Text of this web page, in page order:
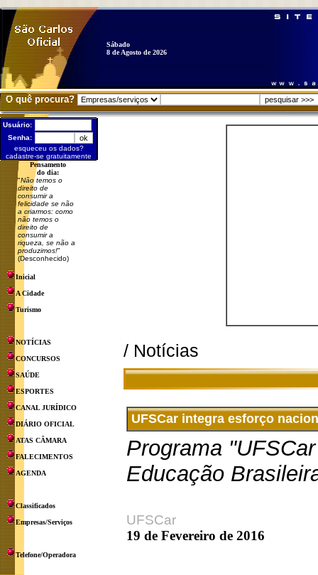
Sábado
8 de Agosto de 2026
O quê procura?
Usuário:
Senha:
esqueceu os dados?
cadastre-se gratuitamente
Pensamento
do dia:
"Não temos o
direito de
consumir a
felicidade se não
a criarmos: como
não temos o
direito de
consumir a
riqueza, se não a
produzimos!"
(Desconhecido)
Inicial
A Cidade
Turismo
NOTÍCIAS
CONCURSOS
SAÚDE
ESPORTES
CANAL JURÍDICO
DIÁRIO OFICIAL
ATAS CÂMARA
FALECIMENTOS
AGENDA
Classificados
Empresas/Serviços
Telefone/Operadora
/ Notícias
UFSCar integra esforço
Programa
Educação
UFSCar
19 de Fevereiro de 2016